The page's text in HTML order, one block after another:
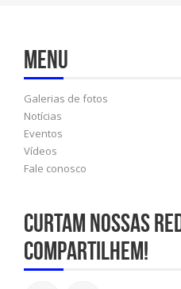
Menu
Galerias de fotos
Notícias
Eventos
Vídeos
Fale conosco
Curtam nossas
compartilhem!